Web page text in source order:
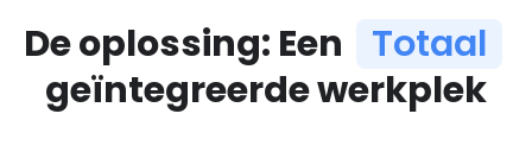
De oplossing: Een
Totaal
geïntegreerde werkplek